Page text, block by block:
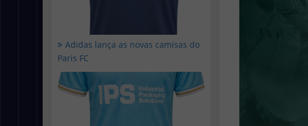
Adidas lança as novas camisas do
Paris FC